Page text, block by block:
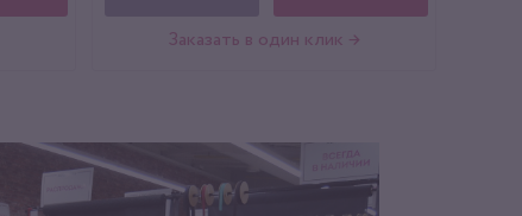
Заказать в один клик →